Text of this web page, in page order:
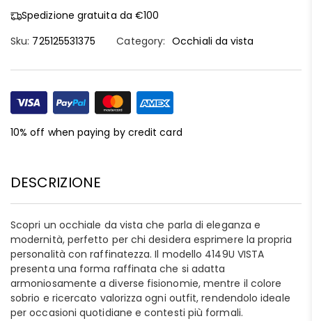
Spedizione gratuita da €100
Sku: 725125531375 Category: Occhiali da vista
10% off when paying by credit card
DESCRIZIONE
Scopri un occhiale da vista che parla di eleganza e
modernità, perfetto per chi desidera esprimere la propria
personalità con raffinatezza. Il modello 4149U VISTA
presenta una forma raffinata che si adatta
armoniosamente a diverse fisionomie, mentre il colore
sobrio e ricercato valorizza ogni outfit, rendendolo ideale
per occasioni quotidiane e contesti più formali.